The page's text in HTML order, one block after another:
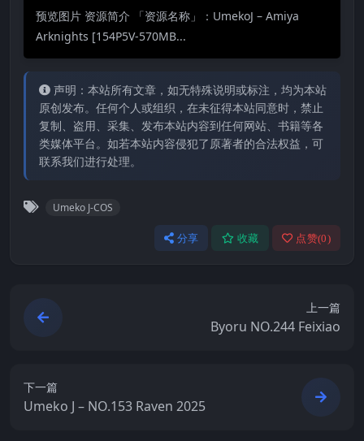
预览图片 资源简介 「资源名称」：UmekoJ – Amiya
Arknights [154P5V-570MB...
声明：本站所有文章，如无特殊说明或标注，均为本站
原创发布。任何个人或组织，在未征得本站同意时，禁止
复制、盗用、采集、发布本站内容到任何网站、书籍等各
类媒体平台。如若本站内容侵犯了原著者的合法权益，可
联系我们进行处理。
Umeko J-COS
分享 收藏 点赞(0)
上一篇
Byoru NO.244 Feixiao
下一篇
Umeko J – NO.153 Raven 2025